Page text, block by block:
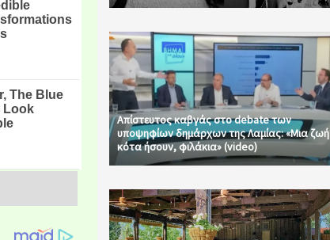
Απίστευτος καβγάς στο debate των
υποψηφίων δημάρχων της Λαμίας: «Μια ζωή
κότα ήσουν, φιλάκια» (video)